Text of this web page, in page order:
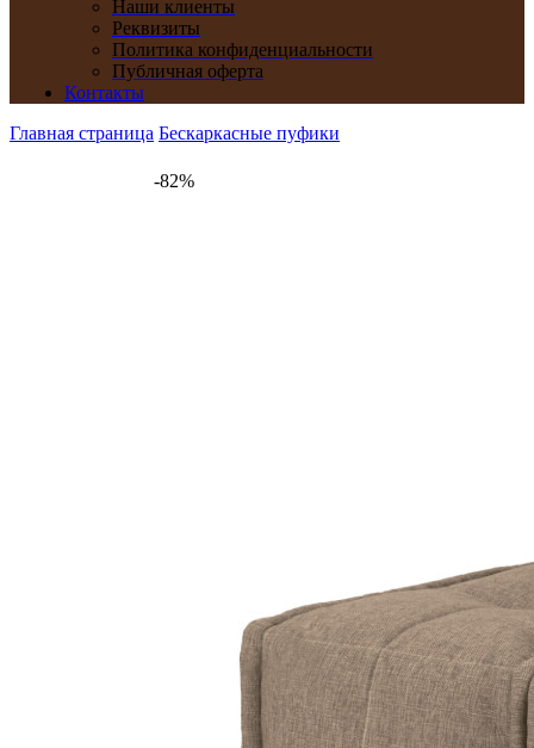
Наши клиенты
Реквизиты
Политика конфиденциальности
Публичная оферта
Контакты
Главная страница Бескаркасные пуфики
-82%